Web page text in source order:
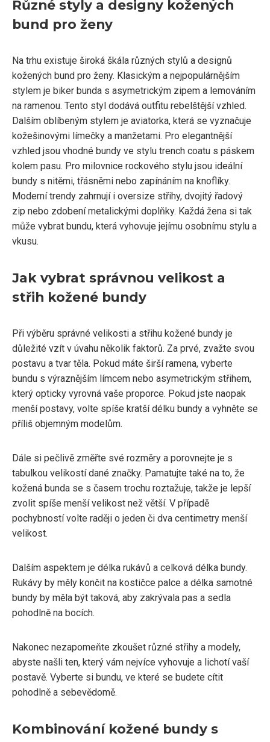
Různé styly a designy kožených
bund pro ženy
Na trhu existuje široká škála různých stylů a designů
kožených bund pro ženy. Klasickým a nejpopulárnějším
stylem je biker bunda s asymetrickým zipem a lemováním
na ramenou. Tento styl dodává outfitu rebelštější vzhled.
Dalším oblíbeným stylem je aviatorka, která se vyznačuje
kožešinovými límečky a manžetami. Pro elegantnější
vzhled jsou vhodné bundy ve stylu trench coatu s páskem
kolem pasu. Pro milovnice rockového stylu jsou ideální
bundy s nitěmi, třásněmi nebo zapínáním na knoflíky.
Moderní trendy zahrnují i oversize střihy, dvojitý řadový
zip nebo zdobení metalickými doplňky. Každá žena si tak
může vybrat bundu, která vyhovuje jejímu osobnímu stylu a
vkusu.
Jak vybrat správnou velikost a
střih kožené bundy
Při výběru správné velikosti a střihu kožené bundy je
důležité vzít v úvahu několik faktorů. Za prvé, zvažte svou
postavu a tvar těla. Pokud máte širší ramena, vyberte
bundu s výraznějším límcem nebo asymetrickým střihem,
který opticky vyrovná vaše proporce. Pokud jste naopak
menší postavy, volte spíše kratší délku bundy a vyhněte se
příliš objemným modelům.
Dále si pečlivě změřte své rozměry a porovnejte je s
tabulkou velikostí dané značky. Pamatujte také na to, že
kožená bunda se s časem trochu roztažuje, takže je lepší
zvolit spíše menší velikost než větší. V případě
pochybností volte raději o jeden či dva centimetry menší
velikost.
Dalším aspektem je délka rukávů a celková délka bundy.
Rukávy by měly končit na kostičce palce a délka samotné
bundy by měla být taková, aby zakrývala pas a sedla
pohodlně na bocích.
Nakonec nezapomeňte zkoušet různé střihy a modely,
abyste našli ten, který vám nejvíce vyhovuje a lichotí vaší
postavě. Vyberte si bundu, ve které se budete cítit
pohodlně a sebevědomě.
Kombinování kožené bundy s